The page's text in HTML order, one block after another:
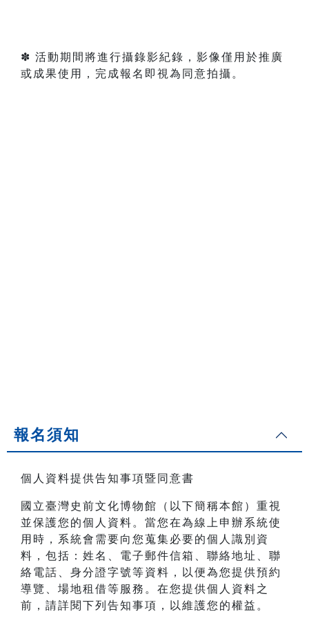
✽ 活動期間將進行攝錄影紀錄，影像僅用於推廣
或成果使用，完成報名即視為同意拍攝。
報名須知
個人資料提供告知事項暨同意書
國立臺灣史前文化博物館（以下簡稱本館）重視
並保護您的個人資料。當您在為線上申辦系統使
用時，系統會需要向您蒐集必要的個人識別資
料，包括：姓名、電子郵件信箱、聯絡地址、聯
絡電話、身分證字號等資料，以便為您提供預約
導覽、場地租借等服務。在您提供個人資料之
前，請詳閱下列告知事項，以維護您的權益。